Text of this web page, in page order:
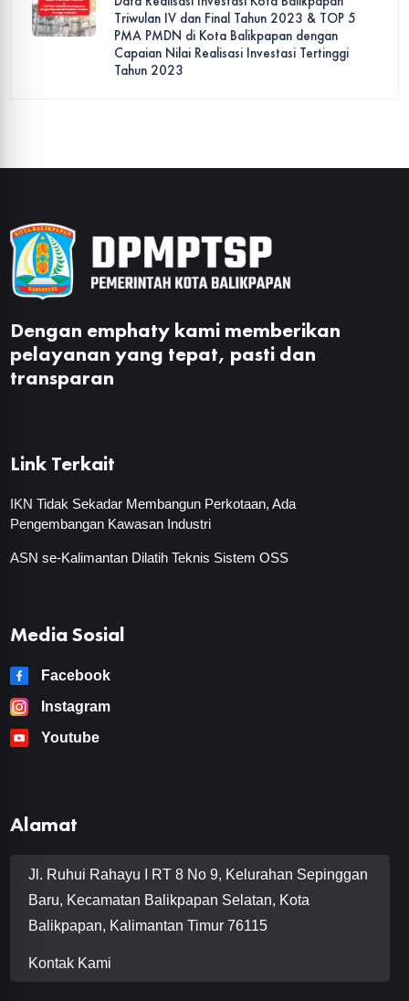
Triwulan IV dan Final Tahun 2023 & TOP 5
PMA PMDN di Kota Balikpapan dengan
Capaian Nilai Realisasi Investasi Tertinggi
Tahun 2023
Dengan emphaty kami memberikan
pelayanan yang tepat, pasti dan
transparan
Link Terkait
IKN Tidak Sekadar Membangun Perkotaan, Ada
Pengembangan Kawasan Industri
ASN se-Kalimantan Dilatih Teknis Sistem OSS
Media Sosial
Facebook
Instagram
Youtube
Alamat
Jl. Ruhui Rahayu I RT 8 No 9, Kelurahan Sepinggan
Baru, Kecamatan Balikpapan Selatan, Kota
Balikpapan, Kalimantan Timur 76115
Kontak Kami